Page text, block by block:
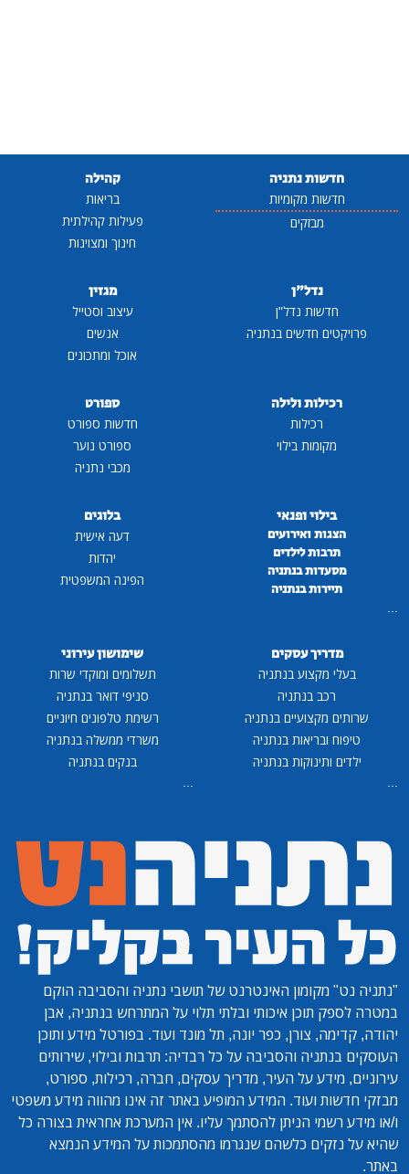
חדשות נתניה
חדשות מקומיות
מבזקים
קהילה
בריאות
פעילות קהילתית
חינוך ומצוינות
נדל"ן
חדשות נדל"ן
פרויקטים חדשים בנתניה
מגזין
עיצוב וסטייל
אנשים
אוכל ומתכונים
רכילות ולילה
רכילות
מקומות בילוי
ספורט
חדשות ספורט
ספורט נוער
מכבי נתניה
בילוי ופנאי
הצגות ואירועים
תרבות לילדים
מסעדות בנתניה
תיירות בנתניה
...
בלוגים
דעה אישית
יהדות
הפינה המשפטית
מדריך עסקים
בעלי מקצוע בנתניה
רכב בנתניה
שרותים מקצועיים בנתניה
טיפוח ובריאות בנתניה
ילדים ותינוקות בנתניה
...
שימושון עירוני
תשלומים ומוקדי שרות
סניפי דואר בנתניה
רשימת טלפונים חיוניים
משרדי ממשלה בנתניה
בנקים בנתניה
...
"נתניה נט" מקומון האינטרנט של תושבי נתניה והסביבה הוקם
במטרה לספק תוכן איכותי ובלתי תלוי על המתרחש בנתניה, אבן
יהודה, קדימה, צורן, כפר יונה, תל מונד ועוד. בפורטל מידע ותוכן
העוסקים בנתניה והסביבה על כל רבדיה: תרבות ובילוי, שירותים
עירוניים, מידע על העיר, מדריך עסקים, חברה, רכילות, ספורט,
מבזקי חדשות ועוד. המידע המופיע באתר זה אינו מהווה מידע משפטי
ו/או מידע רשמי הניתן להסתמך עליו. אין המערכת אחראית בצורה כל
שהיא על נזקים כלשהם שנגרמו מהסתמכות על המידע הנמצא
באתר.